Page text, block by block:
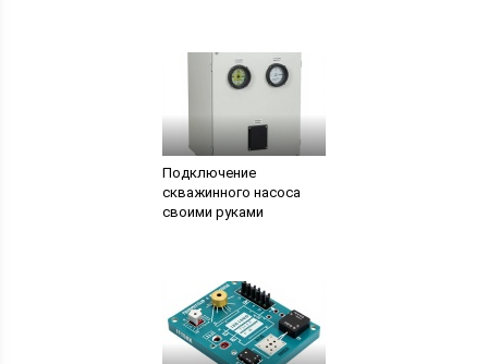
Подключение
скважинного насоса
своими руками